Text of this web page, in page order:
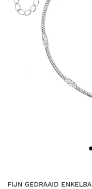
FIJN GEDRAAID